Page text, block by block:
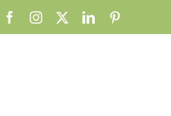
FacebookInstagram LinkedIn